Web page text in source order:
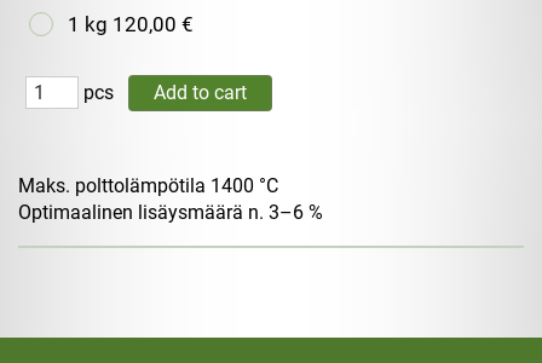
1 kg 120,00 €
pcs
Maks. polttolämpötila 1400 °C
Optimaalinen lisäysmäärä n. 3–6 %